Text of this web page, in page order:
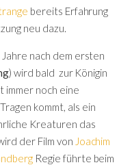
bereits Erfahrung
neu dazu.
nach dem ersten
) wird bald zur Königin
immer noch eine
kommt, als ein
Kreaturen das
der Film von Joachim
Regie führte beim